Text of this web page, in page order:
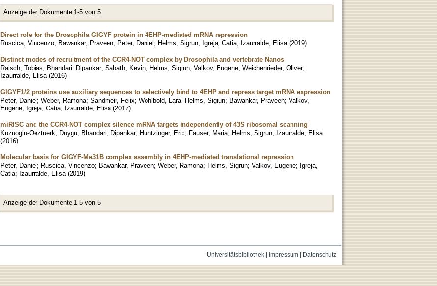
Anzeige der Dokumente 1-5 von 5
Direct role for the Drosophila GIGYF protein in 4EHP-mediated mRNA repression
Ruscica, Vincenzo; Bawankar, Praveen; Peter, Daniel; Helms, Sigrun; Igreja, Catia; Izaurralde, Elisa (2019)
Distinct modes of recruitment of the CCR4-NOT complex by Drosophila and vertebrate Nanos
Raisch, Tobias; Bhandari, Dipankar; Sabath, Kevin; Helms, Sigrun; Valkov, Eugene; Weichenrieder, Oliver;
Izaurralde, Elisa (2016)
GIGYF1/2 proteins use auxiliary sequences to selectively bind to 4EHP and repress target mRNA expression
Peter, Daniel; Weber, Ramona; Sandmeir, Felix; Wohlbold, Lara; Helms, Sigrun; Bawankar, Praveen; Valkov,
Eugene; Igreja, Catia; Izaurralde, Elisa (2017)
miRISC and the CCR4-NOT complex silence mRNA targets independently of 43S ribosomal scanning
Kuzuoglu-Oeztuerk, Duygu; Bhandari, Dipankar; Huntzinger, Eric; Fauser, Maria; Helms, Sigrun; Izaurralde, Elisa
(2016)
Molecular basis for GIGYF-Me31B complex assembly in 4EHP-mediated translational repression
Peter, Daniel; Ruscica, Vincenzo; Bawankar, Praveen; Weber, Ramona; Helms, Sigrun; Valkov, Eugene; Igreja,
Catia; Izaurralde, Elisa (2019)
Anzeige der Dokumente 1-5 von 5
Universitätsbibliothek| Impressum| Datenschutz